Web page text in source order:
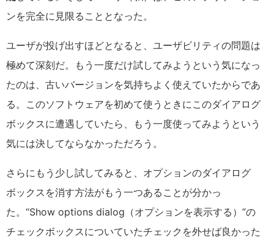
ンを完全に見限ることとなった。
ユーザが投げ出すほどとなると、ユーザビリティの問題は
極めて深刻だ。もう一度だけ試してみようという気になっ
たのは、古いバージョンを気持ちよく使えていたからであ
る。このソフトウェアを初めて使うときにこのダイアログ
ボックスに遭遇していたら、もう一度使ってみようという
気には決してならなかっただろう。
さらにもう少し試してみると、オプションのダイアログ
ボックスを消す方法がもう一つあることが分かっ
た。“Show options dialog（オプションを表示する）”の
チェックボックスについていたチェックを外せば良かった